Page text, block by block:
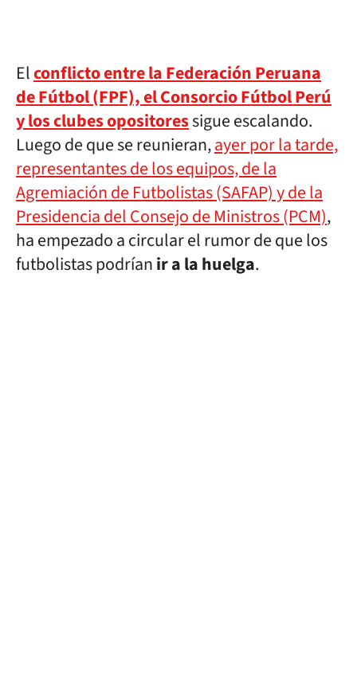
Elconflicto entre la Federación Peruana
de Fútbol (FPF), el Consorcio Fútbol Perú
y los clubes opositoressigue escalando.
Luego de que se reunieran,ayer por la tarde,
representantes de los equipos, de la
Agremiación de Futbolistas (SAFAP) y de la
Presidencia del Consejo de Ministros (PCM),
ha empezado a circular el rumor de que los
futbolistas podríanir a la huelga.